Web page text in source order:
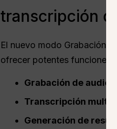
transcripción
El nuevo modo Grabación
ofrecer potentes funciones
Grabación de audio
Transcripción
Generación de